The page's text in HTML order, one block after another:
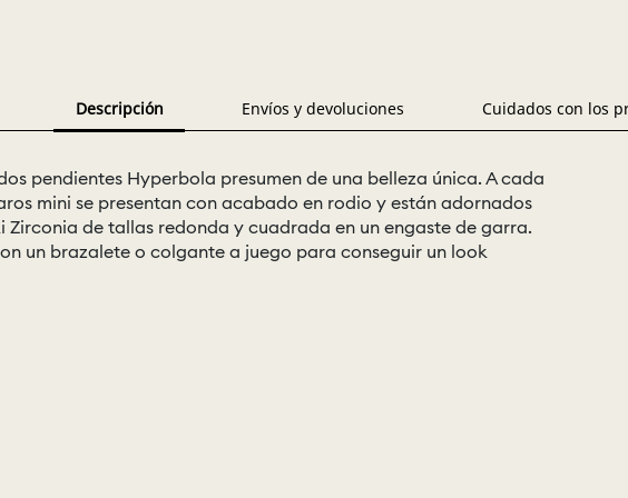
Descripción Envíos y devoluciones Cuidados con los
pendientes Hyperbola presumen de una belleza única. A cada
mini se presentan con acabado en rodio y están adornados
Zirconia de tallas redonda y cuadrada en un engaste de garra.
un brazalete o colgante a juego para conseguir un look